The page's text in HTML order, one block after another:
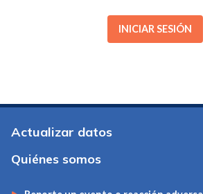
INICIAR SESIÓN
Actualizar datos
Quiénes somos